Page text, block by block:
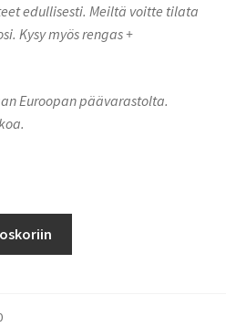
edullisesti. Meiltä voitte tilata
Kysy myös rengas +
Euroopan päävarastolta.